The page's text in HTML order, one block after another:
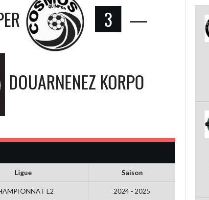
3 —
DOUARNENEZ KORPO
Ligue Saison
L2 2024 - 2025